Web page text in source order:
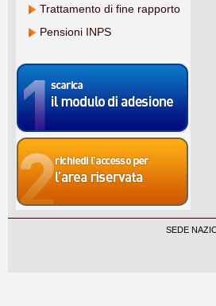
Trattamento di fine rapporto
Pensioni INPS
SEDE